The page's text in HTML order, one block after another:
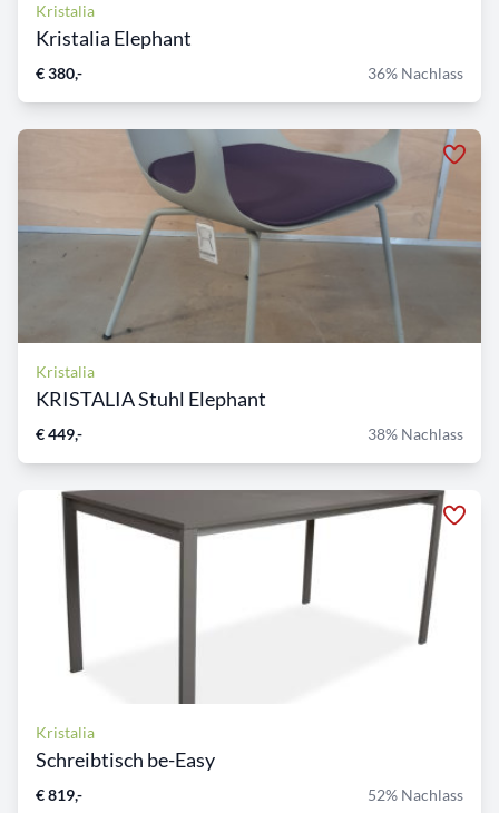
Kristalia
Kristalia Elephant
€ 380,- 36% Nachlass
Kristalia
KRISTALIA Stuhl Elephant
€ 449,- 38% Nachlass
Kristalia
Schreibtisch be-Easy
€ 819,- 52% Nachlass